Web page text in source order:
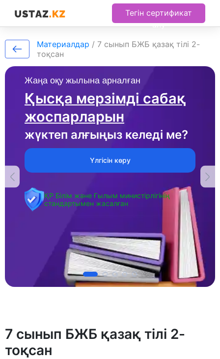
Тегін сертификат
алу
Жаңа оқу жылына арналған
Қысқа мерзімді сабақ
жоспарларын
жүктеп алғыңыз келеді ме?
Үлгісін көру
ҚР Білім және Ғылым министірлігінің
стандартымен жасалған
Материалдар / 7 сынып БЖБ қазақ тілі 2-
тоқсан
7 сынып БЖБ қазақ тілі 2-
тоқсан